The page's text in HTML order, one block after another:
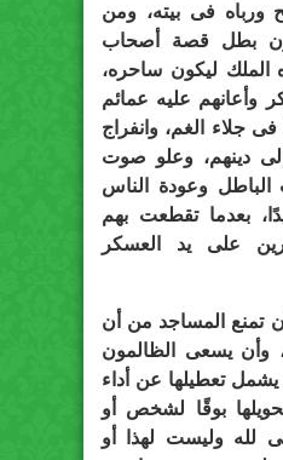
ورباه فى بيته، ومن
بطل قصة أصحاب
الملك ليكون ساحره،
وأعانهم عليه عمائم
جلاء الغم، وانفراج
دينهم، وعلو صوت
وعودة الناس
بعدما تقطعت بهم
على يد العسكر
تمنع المساجد من أن
وأن يسعى الظالمون
تعطيلها عن أداء
بوقًا لشخص أو
لله وليست لهذا أو